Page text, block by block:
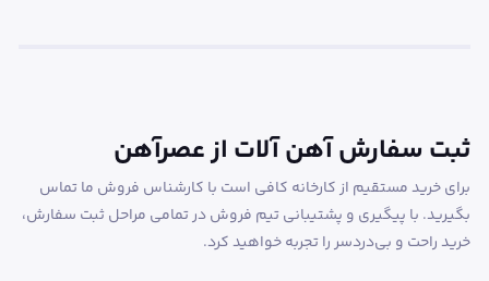
ثبت سفارش آهن آلات از عصرآهن
برای خرید مستقیم از کارخانه کافی است با کارشناس فروش ما تماس
بگیرید. با پیگیری و پشتیبانی تیم فروش در تمامی مراحل ثبت سفارش،
خرید راحت و بی‌دردسر را تجربه خواهید کرد.